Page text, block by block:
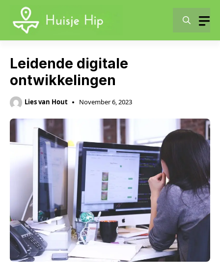
content
Leidende digitale
ontwikkelingen
Lies van Hout November 6, 2023